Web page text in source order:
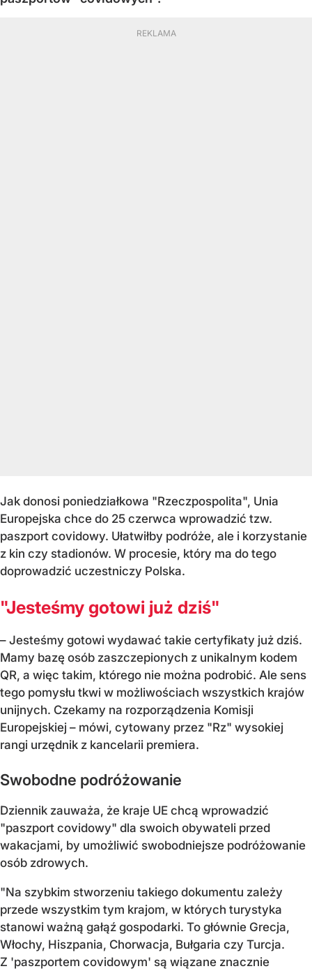
Jak donosi poniedziałkowa "Rzeczpospolita", Unia
Europejska chce do 25 czerwca wprowadzić tzw.
paszport covidowy. Ułatwiłby podróże, ale i korzystanie
z kin czy stadionów. W procesie, który ma do tego
doprowadzić uczestniczy Polska.
"Jesteśmy gotowi już dziś"
– Jesteśmy gotowi wydawać takie certyfikaty już dziś.
Mamy bazę osób zaszczepionych z unikalnym kodem
QR, a więc takim, którego nie można podrobić. Ale sens
tego pomysłu tkwi w możliwościach wszystkich krajów
unijnych. Czekamy na rozporządzenia Komisji
Europejskiej – mówi, cytowany przez "Rz" wysokiej
rangi urzędnik z kancelarii premiera.
Swobodne podróżowanie
Dziennik zauważa, że kraje UE chcą wprowadzić
"paszport covidowy" dla swoich obywateli przed
wakacjami, by umożliwić swobodniejsze podróżowanie
osób zdrowych.
"Na szybkim stworzeniu takiego dokumentu zależy
przede wszystkim tym krajom, w których turystyka
stanowi ważną gałąź gospodarki. To głównie Grecja,
Włochy, Hiszpania, Chorwacja, Bułgaria czy Turcja.
Z 'paszportem covidowym' są wiązane znacznie